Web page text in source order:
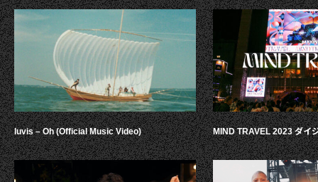
luvis – Oh (Official Music Video) MIND TRAVEL 2023 ダイ